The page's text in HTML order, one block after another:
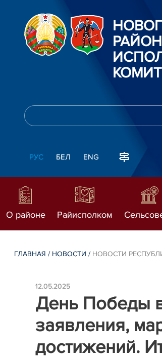
РУС БЕЛ ENG
О районе Райисполком
ГЛАВНАЯ / НОВОСТИ / НОВОСТИ
12.05.2025
День Победы
заявления,
достижений.